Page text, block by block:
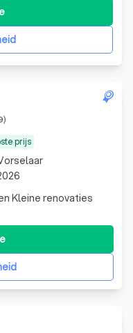
prijs